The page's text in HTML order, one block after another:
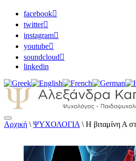
facebook
twitter
instagram
youtube
soundcloud
linkedin
Αλεξάνδρα Καππάτου
Αρχική \ ΨΥΧΟΛΟΓΙΑ \ Η βιταμίνη Α